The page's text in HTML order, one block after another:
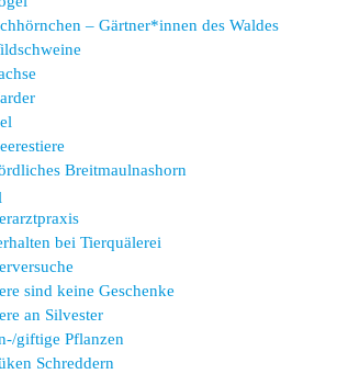
– Gärtner*innen des Waldes
Breitmaulnashorn
bei Tierquälerei
sind keine Geschenke
an Silvester
giftige Pflanzen
Schreddern